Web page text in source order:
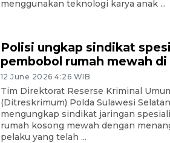
menggunakan teknologi karya anak ...
Polisi ungkap sindikat
pembobol rumah mewah di
12 June 2026 4:26 WIB
Tim Direktorat Reserse Kriminal
(Ditreskrimum) Polda Sulawesi
mengungkap sindikat jaringan
rumah kosong mewah dengan
pelaku yang telah ...